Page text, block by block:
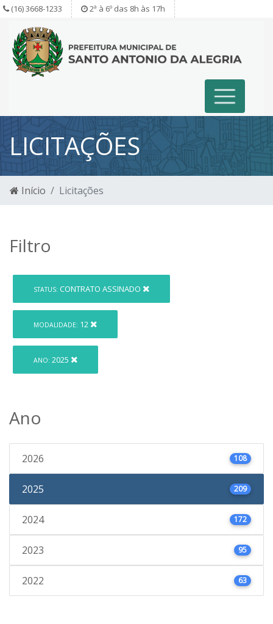
(16) 3668-1233 2ª à 6º das 8h às 17h
LICITAÇÕES
Início Licitações
Filtro
STATUS: CONTRATO ASSINADO
MODALIDADE: 12
ANO: 2025
Ano
2026 108
2025 209
2024 172
2023 95
2022 63